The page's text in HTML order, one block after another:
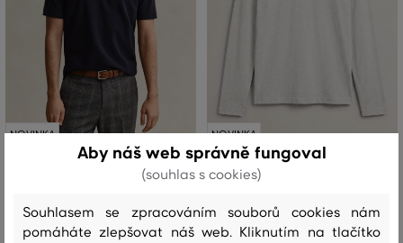
NOVINKA
POLOKOŠILE GANT MICRO TEXTURE
3 299 Kč
NOVINKA
TRIČKO GANT REG SHIELD LS T-
1 549 Kč
Aby náš web správně fungoval
(souhlas s cookies)
Souhlasem se zpracováním souborů cookies nám
pomáháte zlepšovat náš web. Kliknutím na tlačítko